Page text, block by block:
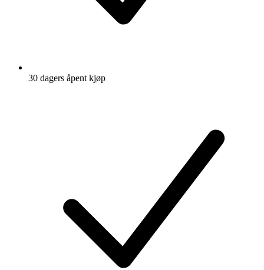
30 dagers åpent kjøp